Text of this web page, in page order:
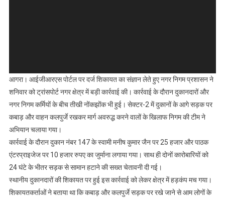
35
हजार
जुर्माना
आगरा। आईजीआरएस पोर्टल पर दर्ज शिकायत का संज्ञान लेते हुए नगर निगम प्रशासन ने
शनिवार को ट्रांसपोर्ट नगर क्षेत्र में बड़ी कार्रवाई की। कार्रवाई के दौरान दुकानदारों और
नगर निगम कर्मियों के बीच तीखी नोंकझोंक भी हुई। सेक्टर-2 में दुकानों के आगे सड़क पर
कबाड़ और वाहन कलपुर्जे रखकर मार्ग अवरुद्ध करने वालों के खिलाफ निगम की टीम ने
अभियान चलाया गया।
कार्रवाई के दौरान दुकान नंबर 147 के स्वामी मनीष कुमार जैन पर 25 हजार और पाठक
एंटरप्राइजेज पर 10 हजार रुपए का जुर्माना लगाया गया। साथ ही दोनों कारोबारियों को
24 घंटे के भीतर सड़क से सामान हटाने की सख्त चेतावनी दी गई।
स्थानीय दुकानदारों की शिकायत पर हुई इस कार्रवाई को लेकर क्षेत्र में हड़कंप मच गया।
शिकायतकर्ताओं ने बताया था कि कबाड़ और कलपुर्जे सड़क पर रखे जाने से आम लोगों के